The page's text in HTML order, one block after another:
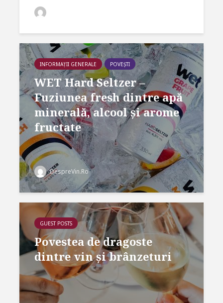
INFORMAȚII GENERALE POVEȘTI
WET Hard Seltzer –
Fuziunea fresh dintre apă
minerală, alcool și arome
fructate
DespreVin.Ro
GUEST POSTS
Povestea de dragoste
dintre vin și brânzeturi